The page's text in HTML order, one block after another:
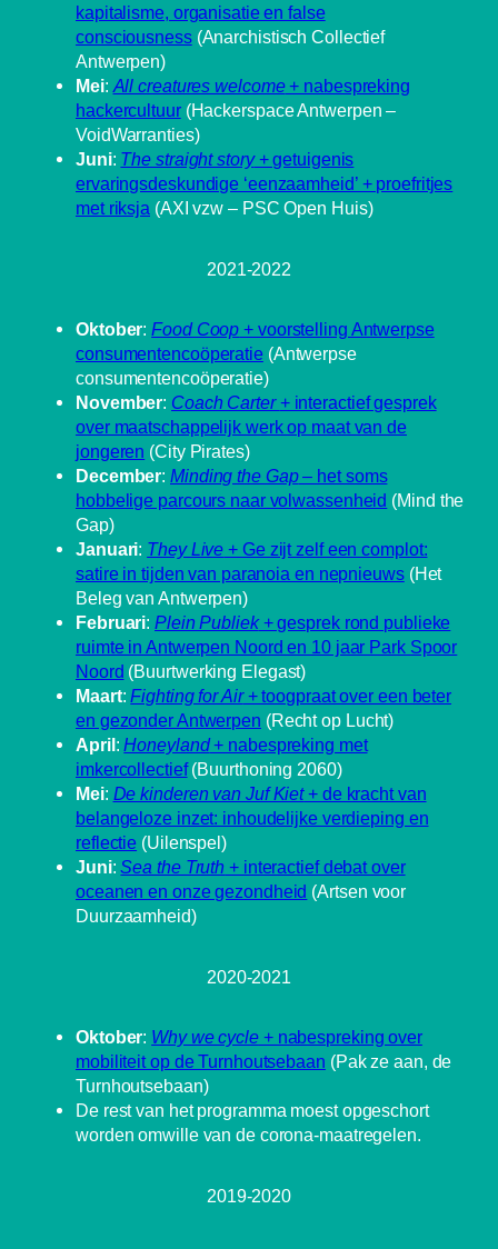
kapitalisme, organisatie en false
consciousness(Anarchistisch Collectief
Antwerpen)
Mei: All creatures welcome+ nabespreking
hackercultuur(Hackerspace Antwerpen –
VoidWarranties)
Juni: The straight story+ getuigenis
ervaringsdeskundige ‘eenzaamheid’ + proefritjes
met riksja (AXI vzw – PSC Open Huis)
2021-2022
Oktober:Food Coop + voorstelling Antwerpse
consumentencoöperatie(Antwerpse
consumentencoöperatie)
November: Coach Carter+ interactief gesprek
over maatschappelijk werk op maat van de
jongeren (City Pirates)
December:Minding the Gap– het soms
hobbelige parcours naar volwassenheid (Mind the
Gap)
Januari: They Live + Ge zijt zelf een complot:
satire in tijden van paranoia en nepnieuws(Het
Beleg van Antwerpen)
Februari:Plein Publiek+ gesprek rond publieke
ruimte in Antwerpen Noord en 10 jaar Park Spoor
Noord (Buurtwerking Elegast)
Maart:Fighting for Air+ toogpraat over een beter
en gezonder Antwerpen (Recht op Lucht)
April:Honeyland+ nabespreking met
imkercollectief(Buurthoning 2060)
Mei: De kinderen van Juf Kiet+ de kracht van
belangeloze inzet: inhoudelijke verdieping en
reflectie (Uilenspel)
Juni:Sea the Truth + interactief debat over
oceanen en onze gezondheid (Artsen voor
Duurzaamheid)
2020-2021
Oktober: Why we cycle+ nabespreking over
mobiliteit op de Turnhoutsebaan (Pak ze aan, de
Turnhoutsebaan)
De rest van het programma moest opgeschort
worden omwille van de corona-maatregelen.
2019-2020